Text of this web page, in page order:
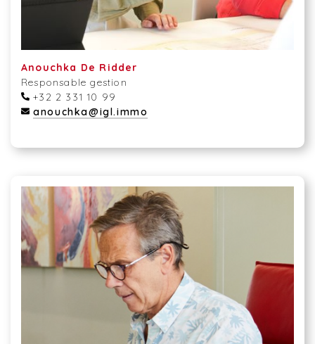
Anouchka De Ridder
Responsable gestion
+32 2 331 10 99
anouchka@igl.immo